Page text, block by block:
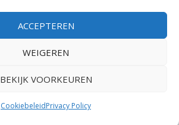
ACCEPTEREN
WEIGEREN
BEKIJK VOORKEUREN
CookiebeleidPrivacy Policy